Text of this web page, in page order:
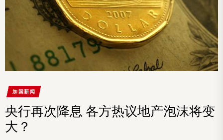
加国新闻
央行再次降息 各方热议地产泡沫将变
大？